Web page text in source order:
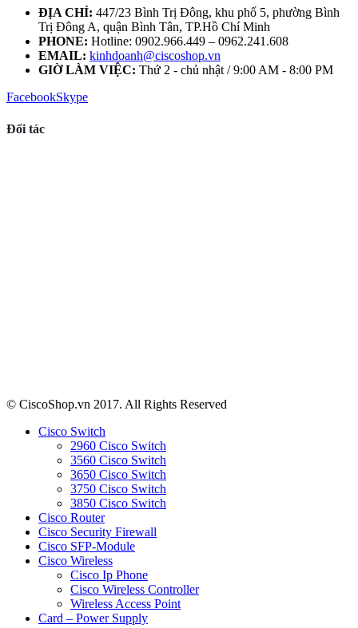
ĐỊA CHỈ: 447/23 Bình Trị Đông, khu phố 5, phường Bình
Trị Đông A, quận Bình Tân, TP.Hồ Chí Minh
PHONE: Hotline: 0902.966.449 – 0962.241.608
EMAIL: kinhdoanh@ciscoshop.vn
GIỜ LÀM VIỆC: Thứ 2 - chủ nhật / 9:00 AM - 8:00 PM
FacebookSkype
Đối tác
© CiscoShop.vn 2017. All Rights Reserved
Cisco Switch
2960 Cisco Switch
3560 Cisco Switch
3650 Cisco Switch
3750 Cisco Switch
3850 Cisco Switch
Cisco Router
Cisco Security Firewall
Cisco SFP-Module
Cisco Wireless
Cisco Ip Phone
Cisco Wireless Controller
Wireless Access Point
Card – Power Supply